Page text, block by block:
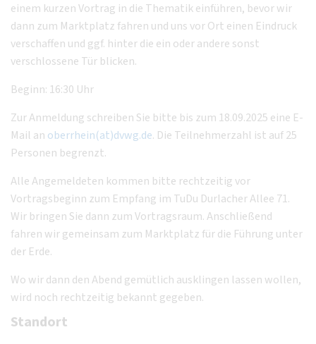
einem kurzen Vortrag in die Thematik einführen, bevor wir
dann zum Marktplatz fahren und uns vor Ort einen Eindruck
verschaffen und ggf. hinter die ein oder andere sonst
verschlossene Tür blicken.
Beginn: 16:30 Uhr
Zur Anmeldung schreiben Sie bitte bis zum 18.09.2025 eine E-
Mail an oberrhein(at)dvwg.de. Die Teilnehmerzahl ist auf 25
Personen begrenzt.
Alle Angemeldeten kommen bitte rechtzeitig vor
Vortragsbeginn zum Empfang im TuDu Durlacher Allee 71.
Wir bringen Sie dann zum Vortragsraum. Anschließend
fahren wir gemeinsam zum Marktplatz für die Führung unter
der Erde.
Wo wir dann den Abend gemütlich ausklingen lassen wollen,
wird noch rechtzeitig bekannt gegeben.
Standort